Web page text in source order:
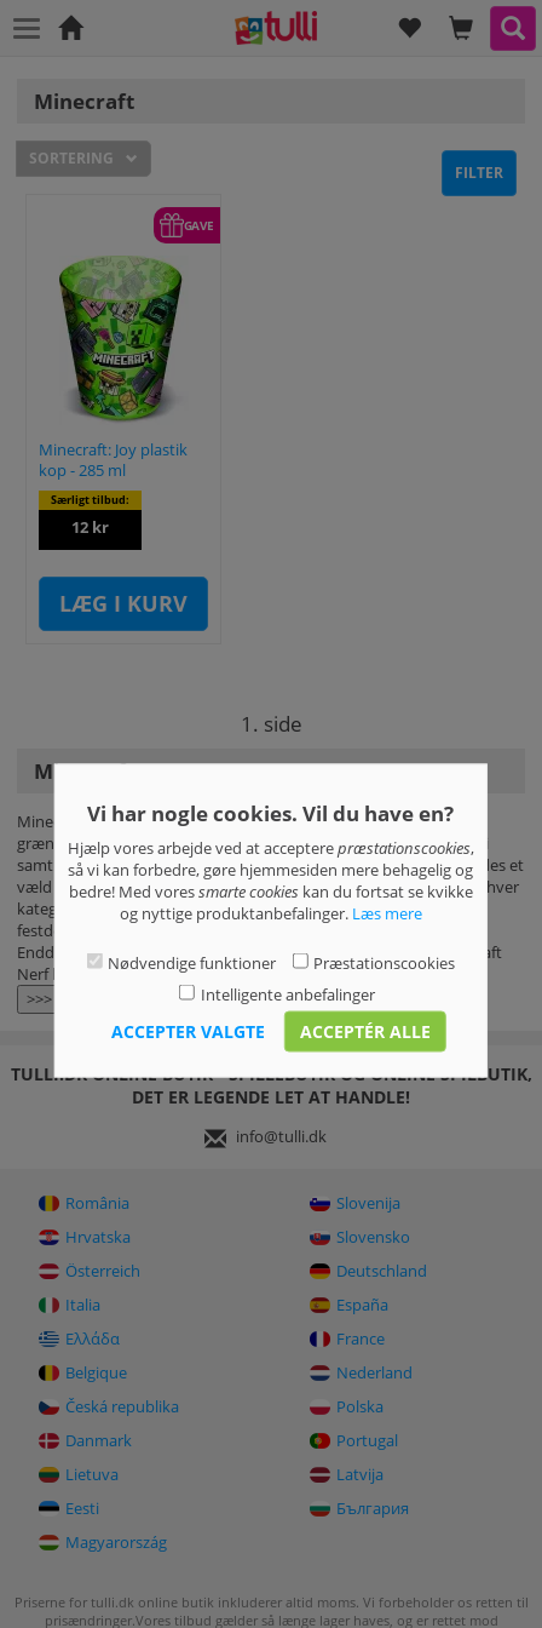
Hjem ØNSKELISTE
Minecraft
FILTER
SORTERING
GAVE
Minecraft: Joy plastik
kop - 285 ml
Særligt tilbud:
12 kr
LÆG I KURV
1. side
Minecraft
Minecraft videospillet giver spillerne frihed til selv at udforske de
grænseløse muligheder for bygning og skabelse. Brug jeres fantasi
samt de ubegrænsede ressourcer, og skab uden grænser! Der findes et
væld af forskellige Minecraft-tema produkter inden for næsten enhver
kategori, hvad enten det er brætspil, tilbehør, skoleudstyr,
festdekorationer, Minecraft plysdyr, sengelinned eller LEGO-sæt.
Endda kan fans af skumskydende våben også deltage i en Minecraft
Nerf kamp mod hinanden!
>>>
TULLI.DK ONLINE BUTIK - SPILLEBUTIK OG ONLINE SPILBUTIK,
DET ER LEGENDE LET AT HANDLE!
info@tulli.dk
România
Slovenija
Hrvatska
Slovensko
Österreich
Deutschland
Italia
España
Ελλάδα
France
Belgique
Nederland
Česká republika
Polska
Danmark
Portugal
Lietuva
Latvija
Eesti
България
Magyarország
Priserne for tulli.dk online butik inkluderer altid moms. Vi forbeholder os retten til
prisændringer.Vores tilbud gælder så længe lager haves, og er rettet mod
Vi har nogle cookies. Vil du have en?
Hjælp vores arbejde ved at accepterepræstationscookies,
så vi kan forbedre, gøre hjemmesiden mere behagelig og
bedre! Med voressmarte cookieskan du fortsat se kvikke
og nyttige produktanbefalinger. Læs mere
Nødvendige funktioner
Præstationscookies
Intelligente anbefalinger
ACCEPTER VALGTE ACCEPTÉR ALLE